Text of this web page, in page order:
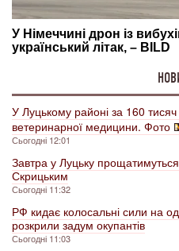
У Луцькому районі за 160
ветеринарної медицини. Фото
Сьогодні 12:01
Завтра у Луцьку
Скрицьким
Сьогодні 11:32
РФ кидає колосальні сили на
розкрили задум окупантів
Сьогодні 11:03